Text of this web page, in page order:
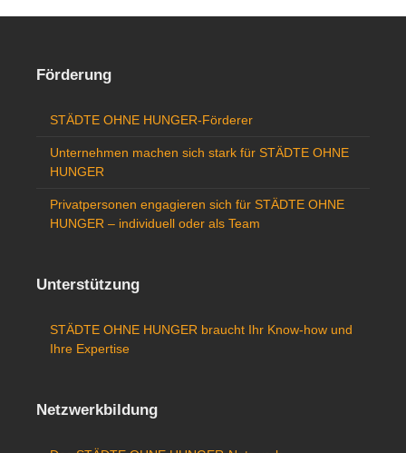
Förderung
STÄDTE OHNE HUNGER-Förderer
Unternehmen machen sich stark für STÄDTE OHNE
HUNGER
Privatpersonen engagieren sich für STÄDTE OHNE
HUNGER – individuell oder als Team
Unterstützung
STÄDTE OHNE HUNGER braucht Ihr Know-how und
Ihre Expertise
Netzwerkbildung